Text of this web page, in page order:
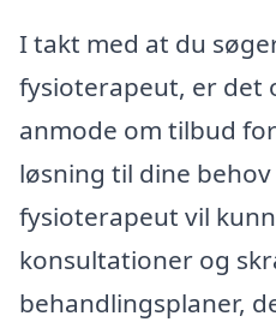
I takt med at du
fysioterapeut, er det
anmode om tilbud
løsning til dine
fysioterapeut vil
konsultationer og
behandlingsplaner,